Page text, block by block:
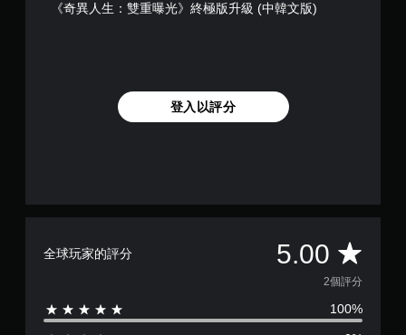
《奇異人生：雙重曝光》終極版升級 (中韓文版)
登入以評分
全球玩家的評分 5.00 平
均
評
2個評分
100%